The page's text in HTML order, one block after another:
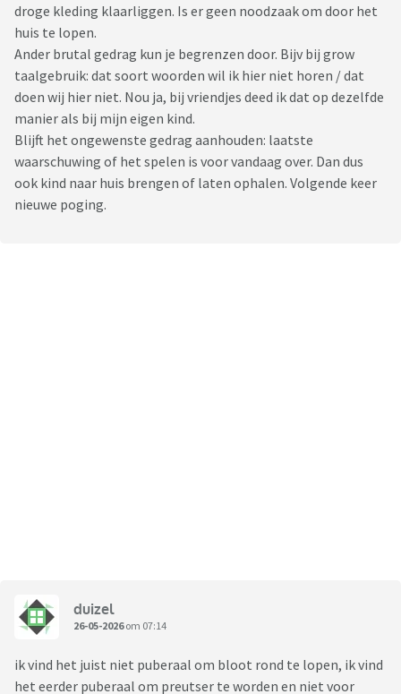
droge kleding klaarliggen. Is er geen noodzaak om door het
huis te lopen.
Ander brutal gedrag kun je begrenzen door. Bijv bij grow
taalgebruik: dat soort woorden wil ik hier niet horen / dat
doen wij hier niet. Nou ja, bij vriendjes deed ik dat op dezelfde
manier als bij mijn eigen kind.
Blijft het ongewenste gedrag aanhouden: laatste
waarschuwing of het spelen is voor vandaag over. Dan dus
ook kind naar huis brengen of laten ophalen. Volgende keer
nieuwe poging.
duizel
26-05-2026om 07:14
ik vind het juist niet puberaal om bloot rond te lopen, ik vind
het eerder puberaal om preutser te worden en niet voor